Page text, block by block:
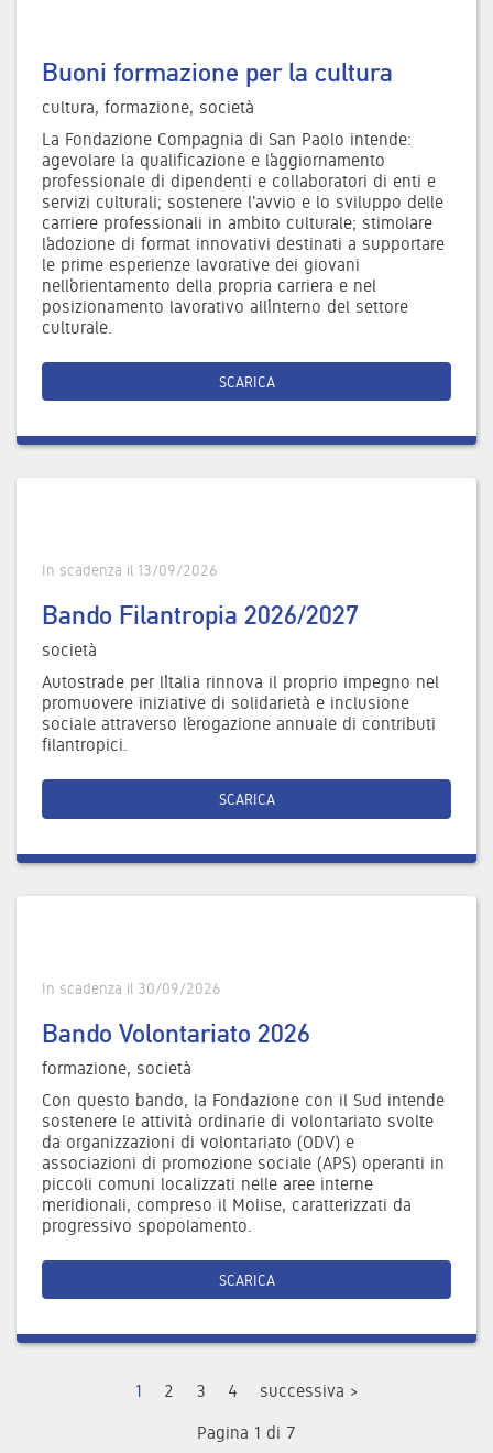
Buoni formazione per la cultura
cultura, formazione, società
La Fondazione Compagnia di San Paolo intende:
agevolare la qualificazione e l’aggiornamento
professionale di dipendenti e collaboratori di enti e
servizi culturali; sostenere l'avvio e lo sviluppo delle
carriere professionali in ambito culturale; stimolare
l’adozione di format innovativi destinati a supportare
le prime esperienze lavorative dei giovani
nell’orientamento della propria carriera e nel
posizionamento lavorativo all’interno del settore
culturale.
SCARICA
In scadenza il 13/09/2026
Bando Filantropia 2026/2027
società
Autostrade per l’Italia rinnova il proprio impegno nel
promuovere iniziative di solidarietà e inclusione
sociale attraverso l’erogazione annuale di contributi
filantropici.
SCARICA
In scadenza il 30/09/2026
Bando Volontariato 2026
formazione, società
Con questo bando, la Fondazione con il Sud intende
sostenere le attività ordinarie di volontariato svolte
da organizzazioni di volontariato (ODV) e
associazioni di promozione sociale (APS) operanti in
piccoli comuni localizzati nelle aree interne
meridionali, compreso il Molise, caratterizzati da
progressivo spopolamento.
SCARICA
1 2 3 4
successiva >
Pagina 1 di 7